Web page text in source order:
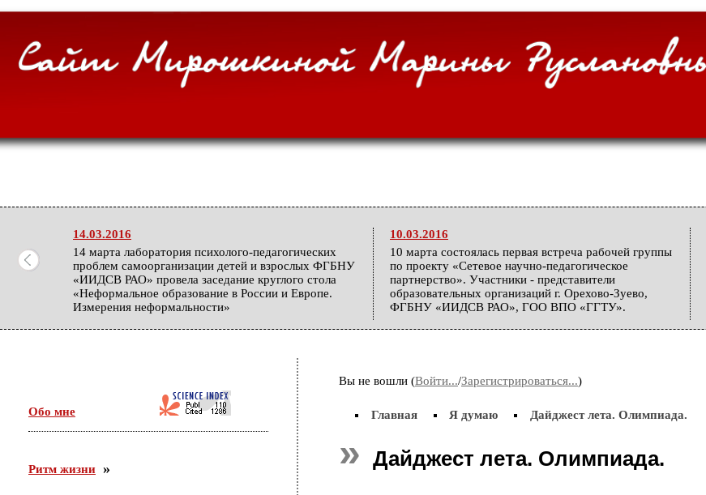
14.03.2016
14 марта лаборатория психолого-педагогических
проблем самоорганизации детей и взрослых ФГБНУ
«ИИДСВ РАО» провела заседание круглого стола
«Неформальное образование в России и Европе.
Измерения неформальности»
10.03.2016
10 марта состоялась первая встреча рабочей группы
по проекту «Сетевое научно-педагогическое
партнерство». Участники - представители
образовательных организаций г. Орехово-Зуево,
ФГБНУ «ИИДСВ РАО», ГОО ВПО «ГГТУ».
Идет активная подготовка организационной встречи
по проекту «Сетевое научно-педагогическое
партнерство». Участники — ФГБНУ «ИИДСВ
РАО», ГОО ВПО «ГГТУ», Управление образования
г.о. Орехово-Зуево.
корчаковском сборе: от практики к моделям
с сообщением «Советские педагоги и несоветские
03.12.2015
Обо мне
Ритм жизни
Вы не вошли (Войти.../Зарегистрироваться...)
Главная Я думаю Дайджест лета. Олимпиада.
Дайджест лета. Олимпиада.